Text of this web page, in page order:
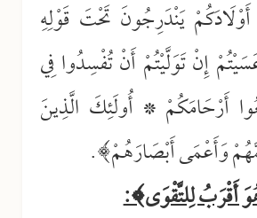
أَوْلَادَكُمْ يَنْدَرِجُونَ تَحْتَ قَوْلِهِ
إِنْ تَوَلَّيْتُمْ أَنْ تُفْسِدُوا فِي
أَرْحَامَكُمْ * أُولَئِكَ الَّذِينَ
وَأَعْمَى أَبْصَارَهُمْ﴾.
أَقْرَبُ لِلتَّقْوَى﴾: